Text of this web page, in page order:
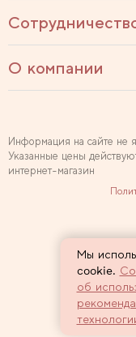
О компании
Информация на сайте не
Указанные цены
интернет-магазин
Мы
cookie.
об